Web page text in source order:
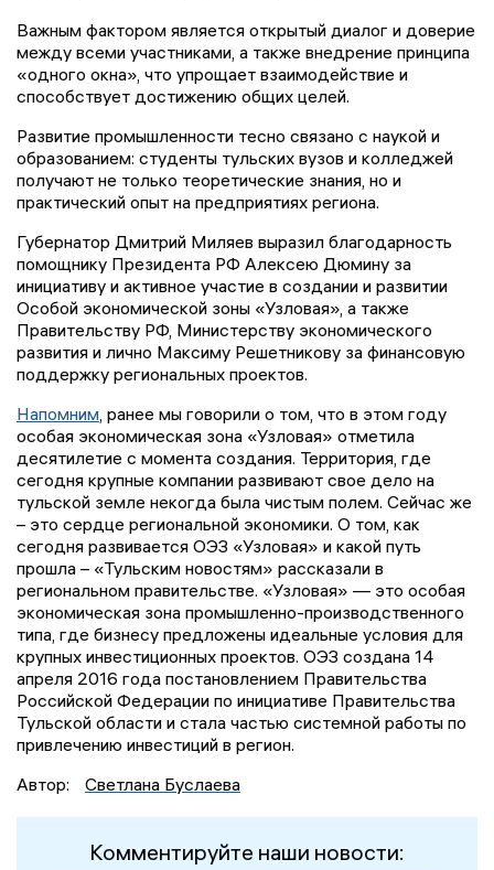
Важным фактором является открытый диалог и доверие
между всеми участниками, а также внедрение принципа
«одного окна», что упрощает взаимодействие и
способствует достижению общих целей.
Развитие промышленности тесно связано с наукой и
образованием: студенты тульских вузов и колледжей
получают не только теоретические знания, но и
практический опыт на предприятиях региона.
Губернатор Дмитрий Миляев выразил благодарность
помощнику Президента РФ Алексею Дюмину за
инициативу и активное участие в создании и развитии
Особой экономической зоны «Узловая», а также
Правительству РФ, Министерству экономического
развития и лично Максиму Решетникову за финансовую
поддержку региональных проектов.
Напомним, ранее мы говорили о том, что в этом году
особая экономическая зона «Узловая» отметила
десятилетие с момента создания. Территория, где
сегодня крупные компании развивают свое дело на
тульской земле некогда была чистым полем. Сейчас же
– это сердце региональной экономики. О том, как
сегодня развивается ОЭЗ «Узловая» и какой путь
прошла – «Тульским новостям» рассказали в
региональном правительстве. «Узловая» — это особая
экономическая зона промышленно-производственного
типа, где бизнесу предложены идеальные условия для
крупных инвестиционных проектов. ОЭЗ создана 14
апреля 2016 года постановлением Правительства
Российской Федерации по инициативе Правительства
Тульской области и стала частью системной работы по
привлечению инвестиций в регион.
Автор:
Светлана Буслаева
Комментируйте наши новости: